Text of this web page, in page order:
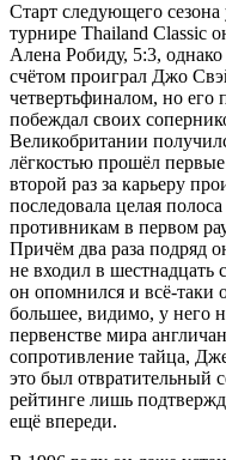
Старт следующего
турнире Thailand Classic
Алена Робиду, 5:3,
счётом проиграл Джо
четвертьфиналом, но
побеждал своих
Великобритании
лёгкостью прошёл
второй раз за карьеру
последовала целая
противникам в первом
Причём два раза подряд
не входил в шестнадцать
он опомнился и всё-таки
большее, видимо, у него
первенстве мира
сопротивление тайца,
это был отвратительный
рейтинге лишь
ещё впереди.